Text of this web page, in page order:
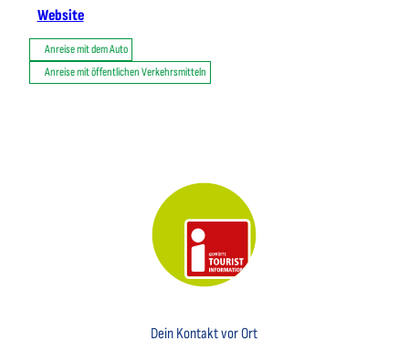
Website
Anreise mit dem Auto
Anreise mit öffentlichen Verkehrsmitteln
Dein Kontakt vor Ort